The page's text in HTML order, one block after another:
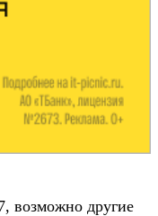
возможно другие